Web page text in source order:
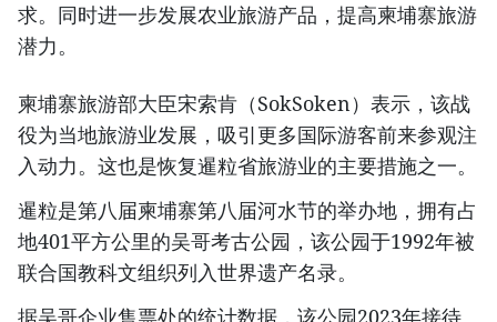
求。同时进一步发展农业旅游产品，提高柬埔寨旅游
潜力。
柬埔寨旅游部大臣宋索肯（SokSoken）表示，该战
役为当地旅游业发展，吸引更多国际游客前来参观注
入动力。这也是恢复暹粒省旅游业的主要措施之一。
暹粒是第八届柬埔寨第八届河水节的举办地，拥有占
地401平方公里的吴哥考古公园，该公园于1992年被
联合国教科文组织列入世界遗产名录。
据吴哥企业售票处的统计数据，该公园2023年接待